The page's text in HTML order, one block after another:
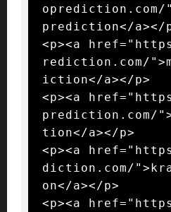
oprediction.com/
prediction</a></
<p><a
rediction.com/
iction</a></p>
<p><a
prediction.com/
tion</a></p>
<p><a
diction.com/
on</a></p>
<p><a